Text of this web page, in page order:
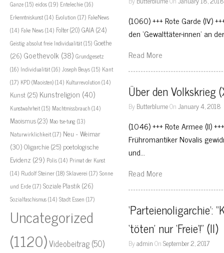
Ganze(15) eidos(19) Entelechie(16)
Erkenntniskunst(14) Evolution (17) FakeNews
(14) Fake News(14) Folter(20) GAIA(24)
Geistig absolut freie Individualität(15) Goethe
(26) Goethevolk (38) Grundgesetz
(16) Individualität(16) Joseph Beuys(15) Kant
(17) KPD (Maoisten)(14) Kulturrevolution(14)
Kunst(25) Kunstreligion (40)
Kunstwahrheit(15) Machtmissbrauch(14)
Maoismus(23) Mao tse-tung (13)
Naturwirklichkeit(17) Neu - Weimar
(30)Oligarchie(25) poetologische
Evidenz (29) Polis(14) Primat der Kunst
(14) Rudolf Steiner(18) Sklaverei (17) Sonne
und Erde(17) Soziale Plastik(26)
Sozialfaschismus(14) Stadt Essen (17)
Uncategorized
(1120)Videobeitrag(50)
(1060) +++ Rote Garde (IV)
den ‘Gewalttäter-innen’ an
Read More
Über den Volkskrieg
ByButterblumeOnJanuary 4, 2018
(1046) +++ Rote Armee (II)
Frühromantiker Novalis
und…
Read More
‘Parteienoligarchie’:
‘töten’ nur ‘Freie’!” (II)
ByadminOnSeptember 2, 2017